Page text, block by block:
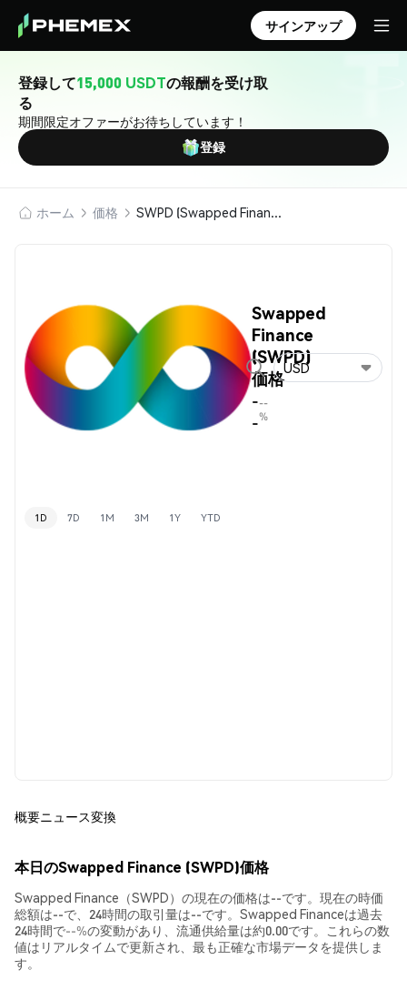
サインアップ
登録して15,000 USDTの報酬を受け取
る
期間限定オファーがお待ちしています！
登録
ホーム 価格 SWPD (Swapped Finance)
Swapped
Finance
(SWPD)
価格
-
-
--
%
USD
1D 7D 1M 3M 1Y YTD
概要ニュース変換
本日のSwapped Finance (SWPD)価格
Swapped Finance（SWPD）の現在の価格は--です。現在の時価
総額は--で、24時間の取引量は--です。Swapped Financeは過去
24時間で--%の変動があり、流通供給量は約0.00です。これらの数
値はリアルタイムで更新され、最も正確な市場データを提供しま
す。